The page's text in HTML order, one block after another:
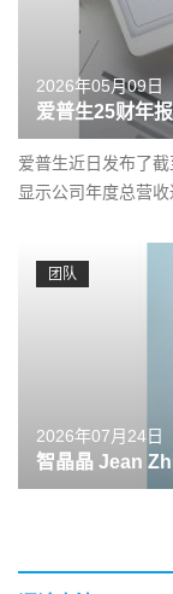
2026年05月09日
爱普生25财年
爱普生近日发布了
显示公司年度总营
团队
2026年07月24日
智晶晶 Jean